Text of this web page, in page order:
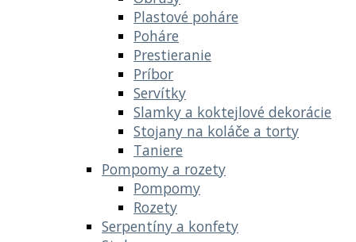
Plastové poháre
Poháre
Prestieranie
Príbor
Servítky
Slamky a koktejlové dekorácie
Stojany na koláče a torty
Taniere
Pompomy a rozety
Pompomy
Rozety
Serpentíny a konfety